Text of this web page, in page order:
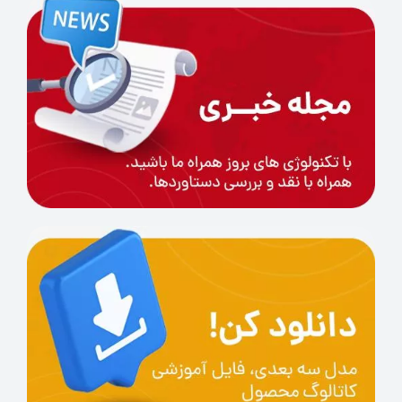
این بسته‌بندی تضمین می‌کند که فیلامنت
بدون حباب‌زدگی و با کیفیت بالا به دست
مشخصات فنی فیلامنت JAMG HE TPU:
سختی Shore: 95A
مقاومت بالا و انعطاف‌پذیری خوب